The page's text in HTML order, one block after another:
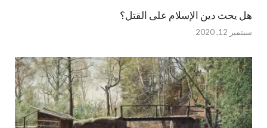
هل يحث دين الإسلام على القتل؟
سبتمبر 12, 2020